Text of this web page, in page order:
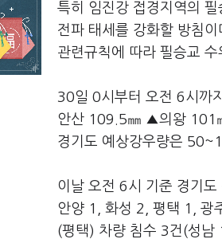
특히 임진강 접경지역의
전파 태세를 강화할 방침
관련규칙에 따라 필승교
30일 0시부터 오전 6시
안산 109.5㎜ ▲의왕 101
경기도 예상강우량은
이날 오전 6시 기준 경기
안양 1, 화성 2, 평택 1, 광
(평택) 차량 침수 3건(성남